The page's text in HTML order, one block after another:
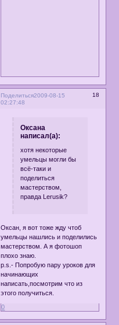
Поделиться 18
2009-08-15
02:27:48
Оксана
написал(а):
хотя некоторые
умельцы могли бы
всё-таки и
поделиться
мастерством,
правда Lerusik?
Оксан, я вот тоже жду чтоб
умельцы нашлись и поделились
мастерством. А я фотошоп
плохо знаю.
p.s.- Попробую пару уроков для
начинающих
написать,посмотрим что из
этого получиться.
0